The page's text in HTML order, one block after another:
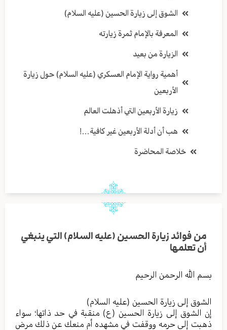
الشوق إلى زيارة الحسين (عليه السلام)
المعرفة بالإمام ثمرة زيارته
الزيارة من بعيد
أهمية رواية الإمام العسكري (عليه السلام) حول زيارة
الأربعين
زيارة الأربعين التي أذهلت العالم
هب أن أدلة الأربعين غير كافية…!
خلاصة المحاضرة
من فوائد زيارة الحسين (عليه السلام) التي ينبغي
أن تعلمها
بسم الله الرحمن الرحيم
الشوق إلى زيارة الحسين (عليه السلام)
إن الشوق إلى زيارة الحسين (ع) منقبة في حد ذاتها؛ سواء
ذهبت إلى حرمه ووقفت في مشهده أم منعك عن ذلك مرض